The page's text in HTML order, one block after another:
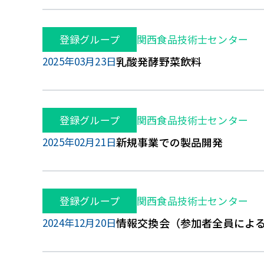
登録グループ 関西食品技術士センター
2025年03月23日乳酸発酵野菜飲料
登録グループ 関西食品技術士センター
2025年02月21日新規事業での製品開発
登録グループ 関西食品技術士センター
2024年12月20日情報交換会（参加者全員によ